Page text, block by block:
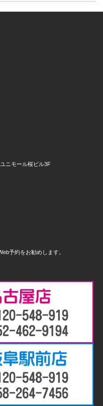
ニモール桜ビル3F
予約をお勧めします。